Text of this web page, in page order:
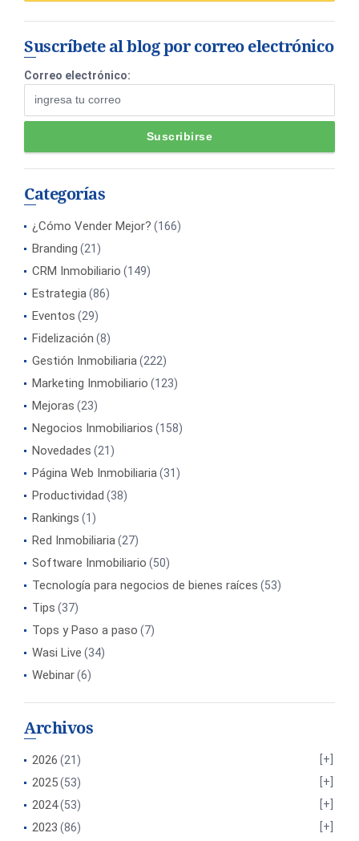
Suscríbete al blog por correo electrónico
Correo electrónico:
Categorías
¿Cómo Vender Mejor? (166)
Branding (21)
CRM Inmobiliario (149)
Estrategia(86)
Eventos (29)
Fidelización (8)
Gestión Inmobiliaria(222)
Marketing Inmobiliario (123)
Mejoras (23)
Negocios Inmobiliarios (158)
Novedades (21)
Página Web Inmobiliaria(31)
Productividad (38)
Rankings (1)
Red Inmobiliaria(27)
Software Inmobiliario (50)
Tecnología para negocios de bienes raíces (53)
Tips (37)
Tops y Paso a paso (7)
Wasi Live (34)
Webinar(6)
Archivos
2026 (21)
2025(53)
2024(53)
2023 (86)